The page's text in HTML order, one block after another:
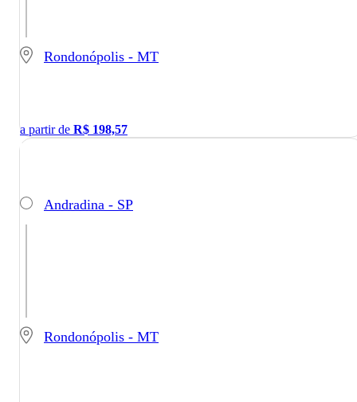
Rondonópolis - MT
a partir de R$ 198,57
Andradina - SP
Rondonópolis - MT